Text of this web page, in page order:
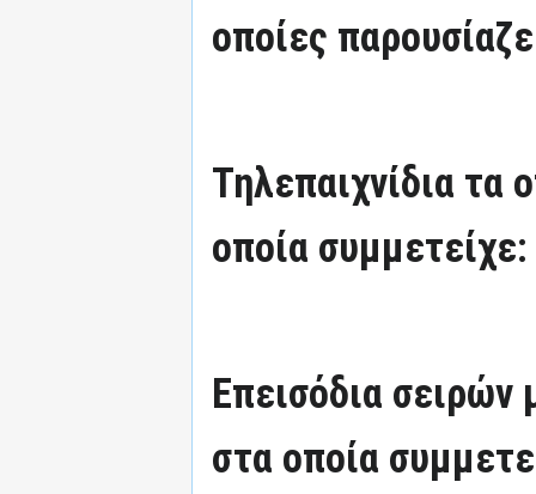
οποίες
Τηλεπαιχνίδια τα
οποία συμμετείχε:
Επεισόδια
στα οποία